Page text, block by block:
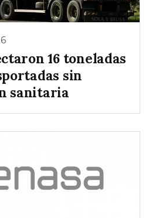
16 toneladas
sin
sanitaria